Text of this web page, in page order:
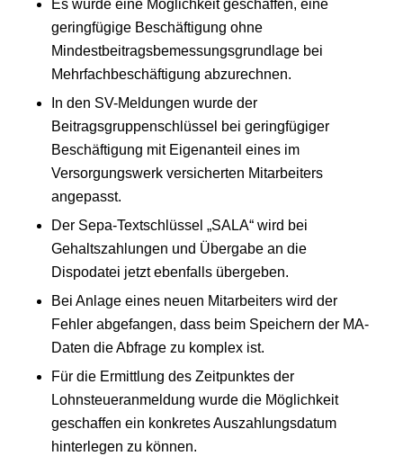
Es wurde eine Möglichkeit geschaffen, eine
geringfügige Beschäftigung ohne
Mindestbeitragsbemessungsgrundlage bei
Mehrfachbeschäftigung abzurechnen.
In den SV-Meldungen wurde der
Beitragsgruppenschlüssel bei geringfügiger
Beschäftigung mit Eigenanteil eines im
Versorgungswerk versicherten Mitarbeiters
angepasst.
Der Sepa-Textschlüssel „SALA“ wird bei
Gehaltszahlungen und Übergabe an die
Dispodatei jetzt ebenfalls übergeben.
Bei Anlage eines neuen Mitarbeiters wird der
Fehler abgefangen, dass beim Speichern der MA-
Daten die Abfrage zu komplex ist.
Für die Ermittlung des Zeitpunktes der
Lohnsteueranmeldung wurde die Möglichkeit
geschaffen ein konkretes Auszahlungsdatum
hinterlegen zu können.